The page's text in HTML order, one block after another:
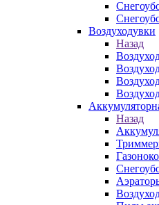
Воздуходувки
Назад
Назад